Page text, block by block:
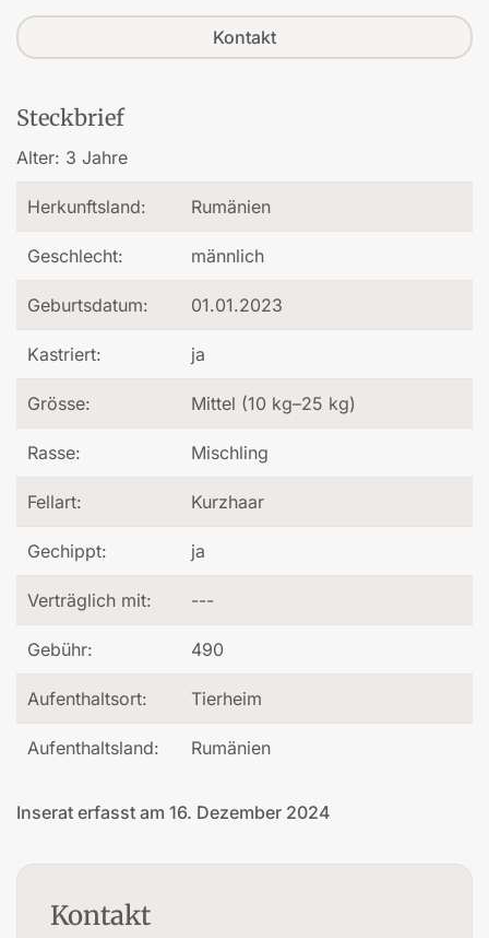
Kontakt
Steckbrief
Alter: 3 Jahre
Herkunftsland: Rumänien
Geschlecht: männlich
Geburtsdatum: 01.01.2023
Kastriert: ja
Grösse: Mittel (10 kg–25 kg)
Rasse: Mischling
Fellart: Kurzhaar
Gechippt: ja
Verträglich mit: ---
Gebühr: 490
Aufenthaltsort: Tierheim
Aufenthaltsland: Rumänien
Inserat erfasst am 16. Dezember 2024
Kontakt